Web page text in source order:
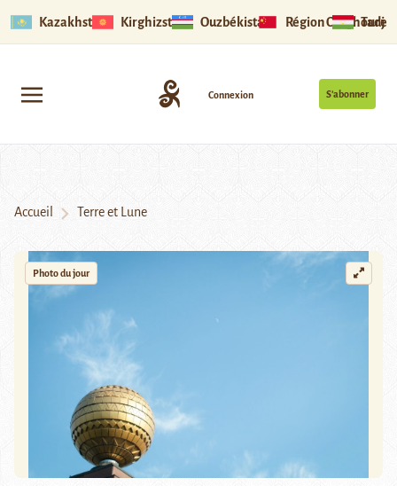
Kazakhstan Kirghizstan Ouzbékistan Région Ouïghoure
S’abonner
Connexion
Accueil Terre et Lune
Photo du jour